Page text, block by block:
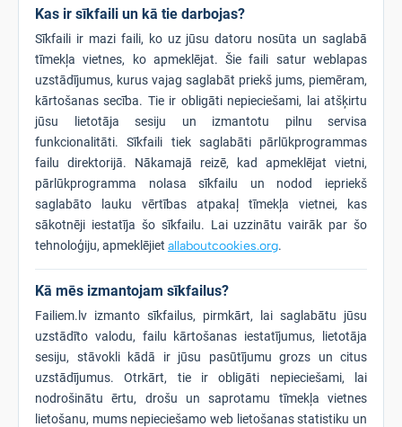
Kas ir sīkfaili un kā tie darbojas?
Sīkfaili ir mazi faili, ko uz jūsu datoru nosūta un saglabā
tīmekļa vietnes, ko apmeklējat. Šie faili satur weblapas
uzstādījumus, kurus vajag saglabāt priekš jums, piemēram,
kārtošanas secība. Tie ir obligāti nepieciešami, lai atšķirtu
jūsu lietotāja sesiju un izmantotu pilnu servisa
funkcionalitāti. Sīkfaili tiek saglabāti pārlūkprogrammas
failu direktorijā. Nākamajā reizē, kad apmeklējat vietni,
pārlūkprogramma nolasa sīkfailu un nodod iepriekš
saglabāto lauku vērtības atpakaļ tīmekļa vietnei, kas
sākotnēji iestatīja šo sīkfailu. Lai uzzinātu vairāk par šo
tehnoloģiju, apmeklējiet allaboutcookies.org.
Kā mēs izmantojam sīkfailus?
Failiem.lv izmanto sīkfailus, pirmkārt, lai saglabātu jūsu
uzstādīto valodu, failu kārtošanas iestatījumus, lietotāja
sesiju, stāvokli kādā ir jūsu pasūtījumu grozs un citus
uzstādījumus. Otrkārt, tie ir obligāti nepieciešami, lai
nodrošinātu ērtu, drošu un saprotamu tīmekļa vietnes
lietošanu, mums nepieciešamo web lietošanas statistiku un